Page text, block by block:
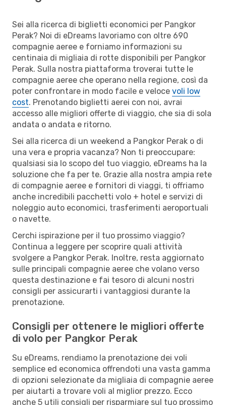
Sei alla ricerca di biglietti economici per Pangkor
Perak? Noi di eDreams lavoriamo con oltre 690
compagnie aeree e forniamo informazioni su
centinaia di migliaia di rotte disponibili per Pangkor
Perak. Sulla nostra piattaforma troverai tutte le
compagnie aeree che operano nella regione, così da
poter confrontare in modo facile e veloce voli low
cost. Prenotando biglietti aerei con noi, avrai
accesso alle migliori offerte di viaggio, che sia di sola
andata o andata e ritorno.
Sei alla ricerca di un weekend a Pangkor Perak o di
una vera e propria vacanza? Non ti preoccupare:
qualsiasi sia lo scopo del tuo viaggio, eDreams ha la
soluzione che fa per te. Grazie alla nostra ampia rete
di compagnie aeree e fornitori di viaggi, ti offriamo
anche incredibili pacchetti volo + hotel e servizi di
noleggio auto economici, trasferimenti aeroportuali
o navette.
Cerchi ispirazione per il tuo prossimo viaggio?
Continua a leggere per scoprire quali attività
svolgere a Pangkor Perak. Inoltre, resta aggiornato
sulle principali compagnie aeree che volano verso
questa destinazione e fai tesoro di alcuni nostri
consigli per assicurarti i vantaggiosi durante la
prenotazione.
Consigli per ottenere le migliori offerte
di volo per Pangkor Perak
Su eDreams, rendiamo la prenotazione dei voli
semplice ed economica offrendoti una vasta gamma
di opzioni selezionate da migliaia di compagnie aeree
per aiutarti a trovare voli al miglior prezzo. Ecco
anche 5 utili consigli per risparmiare sul tuo prossimo